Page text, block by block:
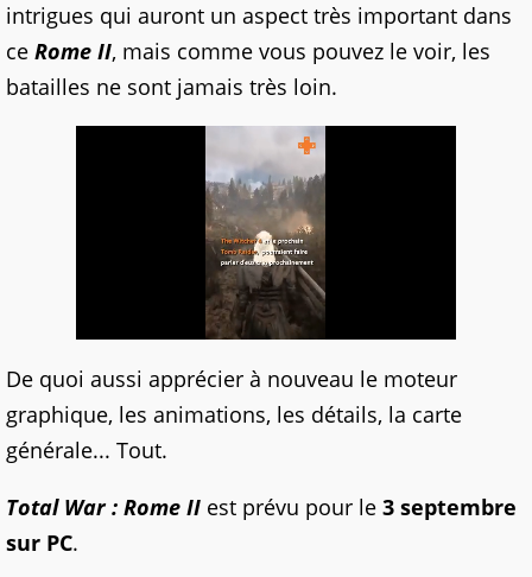
intrigues qui auront un aspect très important dans
ce Rome II, mais comme vous pouvez le voir, les
batailles ne sont jamais très loin.
De quoi aussi apprécier à nouveau le moteur
graphique, les animations, les détails, la carte
générale... Tout.
Total War : Rome II est prévu pour le 3 septembre
sur PC.